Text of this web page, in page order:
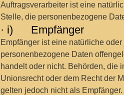
Auftragsverarbeiter ist eine
Stelle, die personenbezogene
· i) Empfänger
Empfänger ist eine natürliche
personenbezogene Daten
handelt oder nicht. Behörden, die
Unionsrecht oder dem Recht der
gelten jedoch nicht als Empfänger.